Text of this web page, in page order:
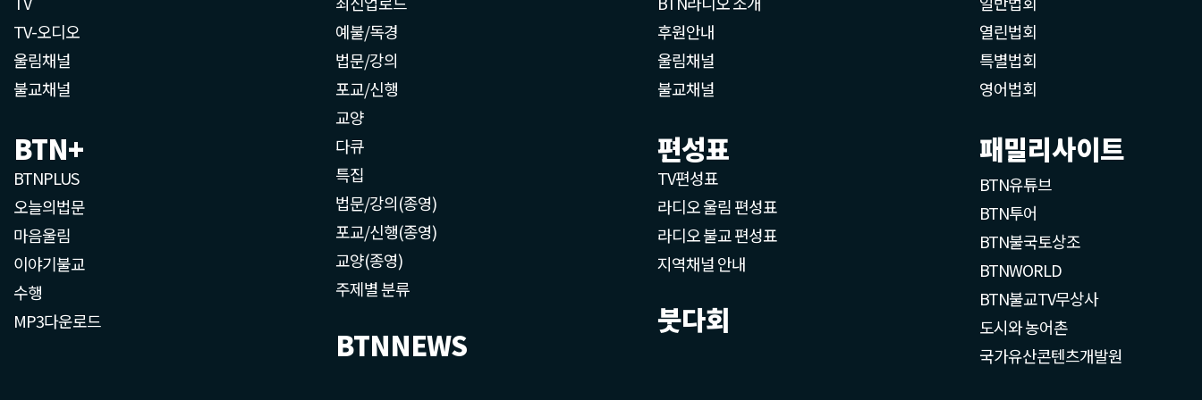
TV-오디오
울림채널
불교채널
BTN+
BTNPLUS
오늘의법문
마음울림
이야기불교
수행
MP3다운로드
예불/독경
법문/강의
포교/신행
교양
다큐
특집
법문/강의(종영)
포교/신행(종영)
교양(종영)
주제별 분류
BTNNEWS
후원안내
울림채널
불교채널
편성표
TV편성표
라디오 울림 편성표
라디오 불교 편성표
지역채널 안내
붓다회
열린법회
특별법회
영어법회
패밀리사이트
BTN유튜브
BTN투어
BTN불국토상조
BTNWORLD
BTN불교TV무상사
도시와 농어촌
국가유산콘텐츠개발원